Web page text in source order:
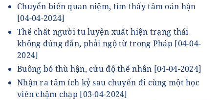
Chuyển biến quan niệm, tìm thấy tâm oán hận
[04-04-2024]
Thể chất người tu luyện xuất hiện trạng thái
không đúng đắn, phải ngộ từ trong Pháp [04-04-
2024]
Buông bỏ thù hận, cứu độ thế nhân [04-04-2024]
Nhận ra tâm ích kỷ sau chuyến đi cùng một học
viên chậm chạp [03-04-2024]